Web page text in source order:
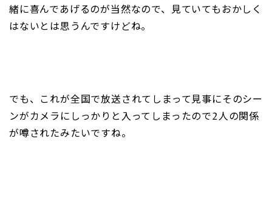
緒に喜んであげるのが当然なので、見ていてもおかしく
はないとは思うんですけどね。
でも、これが全国で放送されてしまって見事にそのシー
ンがカメラにしっかりと入ってしまったので2人の関係
が噂されたみたいですね。